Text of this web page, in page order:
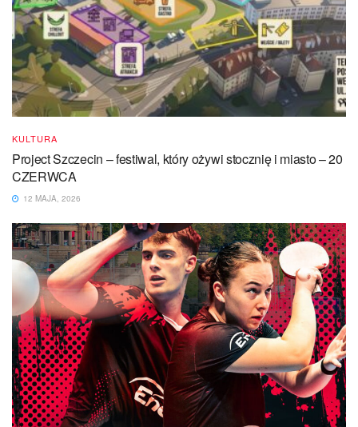
KULTURA
Project Szczecin – festiwal, który ożywi stocznię i miasto – 20
CZERWCA
12 MAJA, 2026